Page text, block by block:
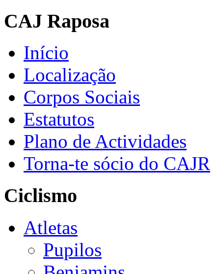
CAJ Raposa
Início
Localização
Corpos Sociais
Estatutos
Plano de Actividades
Torna-te sócio do CAJR
Ciclismo
Atletas
Pupilos